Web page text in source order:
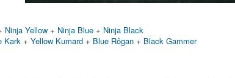
Ninja Yellow + Ninja Blue + Ninja Black
Kark + Yellow Kumard + Blue Rôgan + Black Gammer